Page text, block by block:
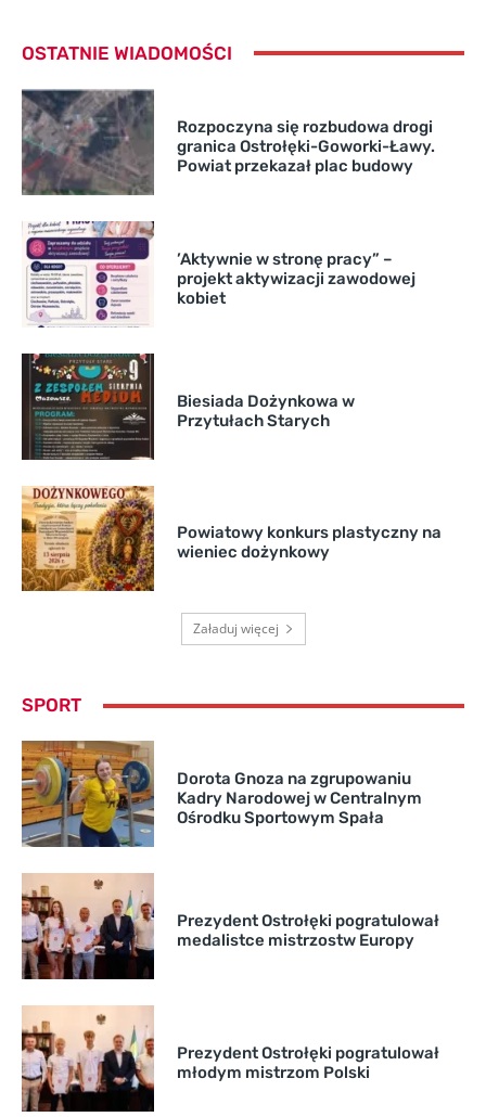
OSTATNIE WIADOMOŚCI
Rozpoczyna się rozbudowa drogi
granica Ostrołęki-Goworki-Ławy.
Powiat przekazał plac budowy
’Aktywnie w stronę pracy” –
projekt aktywizacji zawodowej
kobiet
Biesiada Dożynkowa w
Przytułach Starych
Powiatowy konkurs plastyczny na
wieniec dożynkowy
Załaduj więcej
SPORT
Dorota Gnoza na zgrupowaniu
Kadry Narodowej w Centralnym
Ośrodku Sportowym Spała
Prezydent Ostrołęki pogratulował
medalistce mistrzostw Europy
Prezydent Ostrołęki pogratulował
młodym mistrzom Polski